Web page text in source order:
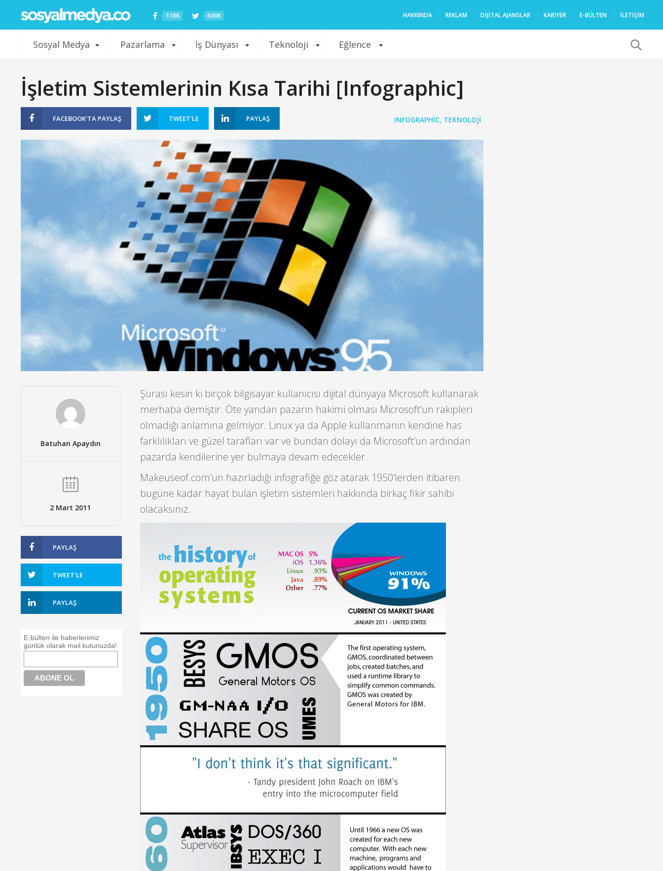
110K 600K HAKKINDA REKLAM DIJITAL AJANSLAR KARIYER E-BÜLTEN İLETİŞİM
Sosyal Medya Pazarlama İş Dünyası Teknoloji Eğlence
İşletim Sistemlerinin Kısa Tarihi [Infographic]
FACEBOOK'TA PAYLAŞ TWEET'LE PAYLAŞ INFOGRAPHIC, TEKNOLOJI
Batuhan Apaydın
2 Mart 2011
PAYLAŞ
TWEET'LE
PAYLAŞ
E-bülten ile haberlerimiz
günlük olarak mail kutunuzda!
Şurası kesin ki birçok bilgisayar kullanıcısı dijital dünyaya Microsoft kullanarak
merhaba demiştir. Öte yandan pazarın hakimi olması Microsoft’un rakipleri
olmadığı anlamına gelmiyor. Linux ya da Apple kullanmanın kendine has
farklılıkları ve güzel tarafları var ve bundan dolayı da Microsoft’un ardından
pazarda kendilerine yer bulmaya devam edecekler.
Makeuseof.com’un hazırladığı infografiğe göz atarak 1950’lerden itibaren
bugüne kadar hayat bulan işletim sistemleri hakkında birkaç fikir sahibi
olacaksınız.